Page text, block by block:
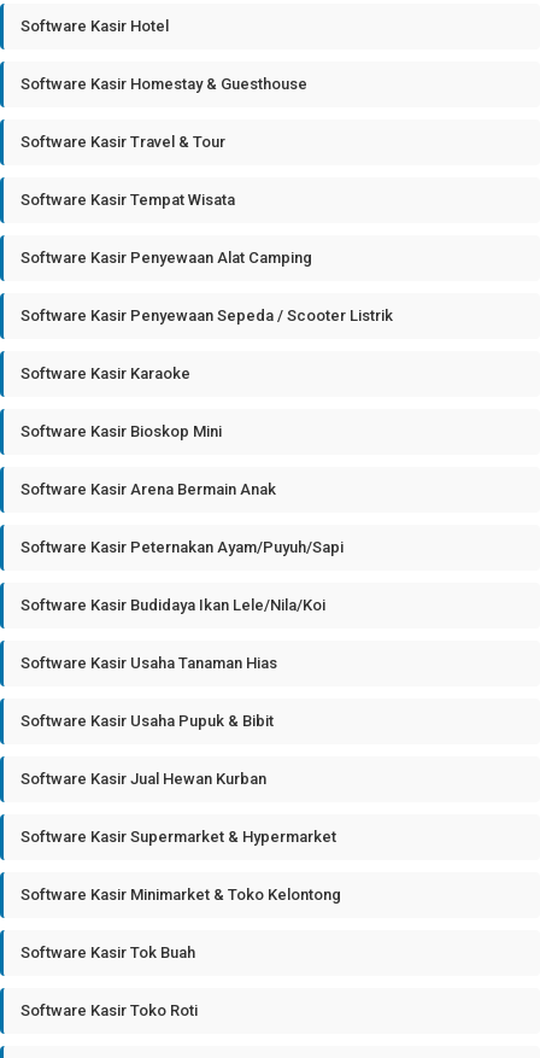
Software Kasir Hotel
Software Kasir Homestay & Guesthouse
Software Kasir Travel & Tour
Software Kasir Tempat Wisata
Software Kasir Penyewaan Alat Camping
Software Kasir Penyewaan Sepeda / Scooter Listrik
Software Kasir Karaoke
Software Kasir Bioskop Mini
Software Kasir Arena Bermain Anak
Software Kasir Peternakan Ayam/Puyuh/Sapi
Software Kasir Budidaya Ikan Lele/Nila/Koi
Software Kasir Usaha Tanaman Hias
Software Kasir Usaha Pupuk & Bibit
Software Kasir Jual Hewan Kurban
Software Kasir Supermarket & Hypermarket
Software Kasir Minimarket & Toko Kelontong
Software Kasir Tok Buah
Software Kasir Toko Roti